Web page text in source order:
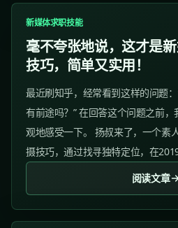
新媒体求职技能
毫不夸张地说，这才是
技巧，简单又实用！
最近刷知乎，经常看到这样的问题
有前途吗？” 在回答这个问题之前
观地感受一下。 扬叔来了，一个素
摄技巧，通过找寻独特定位，在
频，如今粉丝数达到1642.3w。...
阅读文章